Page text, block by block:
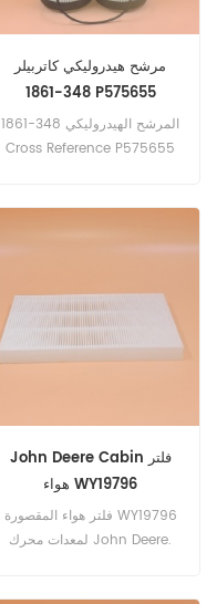
مرشح هيدروليكي كاتربيلر
348-1861 P575655
HY90785 EH-55060
SH66280
المرشح الهيدروليكي 348-1861
Cross Reference P575655
John Deere Cabin فلتر
هواء WY19796
فلتر هواء المقصورة WY19796
لمعدات محرك John Deere.